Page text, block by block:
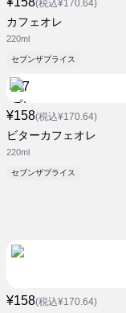
(税込¥170.64)
カフェオレ
220ml
セブンザプライス
¥158(税込¥170.64)
ビターカフェオレ
220ml
セブンザプライス
¥158(税込¥170.64)